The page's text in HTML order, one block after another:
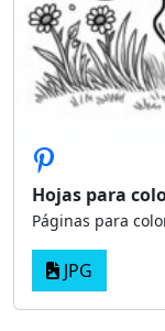
Hojas para
Páginas para
JPG